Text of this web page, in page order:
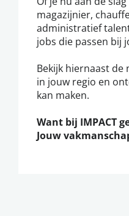
magazijnier,
administratief
jobs die passen bij
Bekijk hiernaast de
in jouw regio en
kan maken.
Want bij IMPACT
Jouw